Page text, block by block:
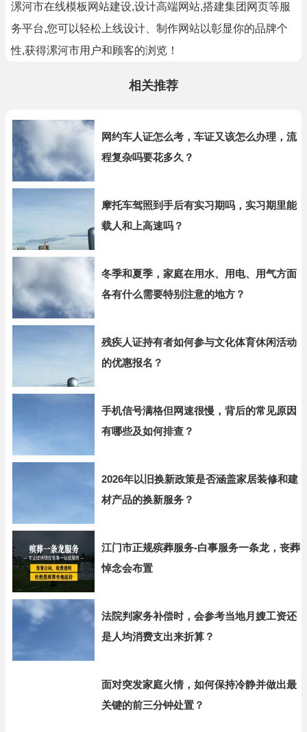
漯河市在线模板网站建设,设计高端网站,搭建集团网页等服
务平台,您可以轻松上线设计、制作网站以彰显你的品牌个
性,获得漯河市用户和顾客的浏览！
相关推荐
网约车人证怎么考，车证又该怎么办理，流
程复杂吗要花多久？
摩托车驾照到手后有实习期吗，实习期里能
载人和上高速吗？
冬季和夏季，家庭在用水、用电、用气方面
各有什么需要特别注意的地方？
残疾人证持有者如何参与文化体育休闲活动
的优惠报名？
手机信号满格但网速很慢，背后的常见原因
有哪些及如何排查？
2026年以旧换新政策是否涵盖家居装修和建
材产品的换新服务？
江门市正规殡葬服务-白事服务一条龙，丧葬
悼念会布置
法院判家务补偿时，会参考当地月嫂工资还
是人均消费支出来折算？
面对突发家庭火情，如何保持冷静并做出最
关键的前三分钟处置？